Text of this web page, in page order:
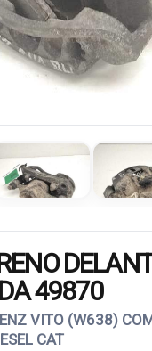
49870
VITO (W638)
CAT